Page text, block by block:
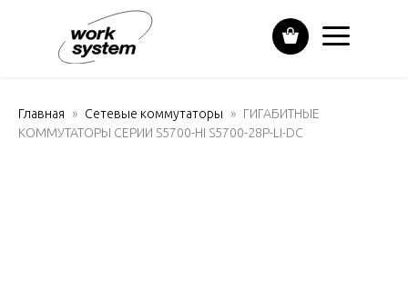
Главная Сетевые коммутаторы
ГИГАБИТНЫЕ
КОММУТАТОРЫ СЕРИИ S5700-HI S5700-28P-LI-DC